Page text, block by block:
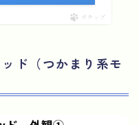
ポチップ
ド（つかまり系モ